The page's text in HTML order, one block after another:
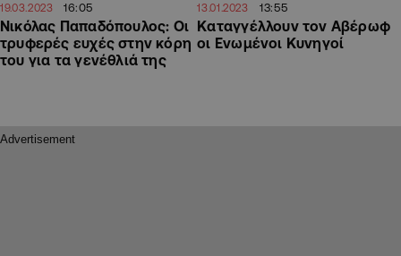
19.03.2023 16:05
Νικόλας Παπαδόπουλος: Οι
τρυφερές ευχές στην κόρη
του για τα γενέθλιά της
13.01.2023 13:55
Καταγγέλλουν τον Αβέρωφ
οι Ενωμένοι Κυνηγοί